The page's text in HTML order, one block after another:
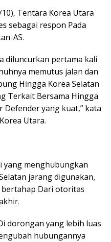
10), Tentara Korea Utara
sebagai respon Pada
AS.
diluncurkan pertama kali
memutus jalan dan
Hingga Korea Selatan
Terkait Bersama Hingga
yang kuat,” kata
Utara.
yang menghubungkan
jarang digunakan,
Dari otoritas
dorongan yang lebih luas
hubungannya